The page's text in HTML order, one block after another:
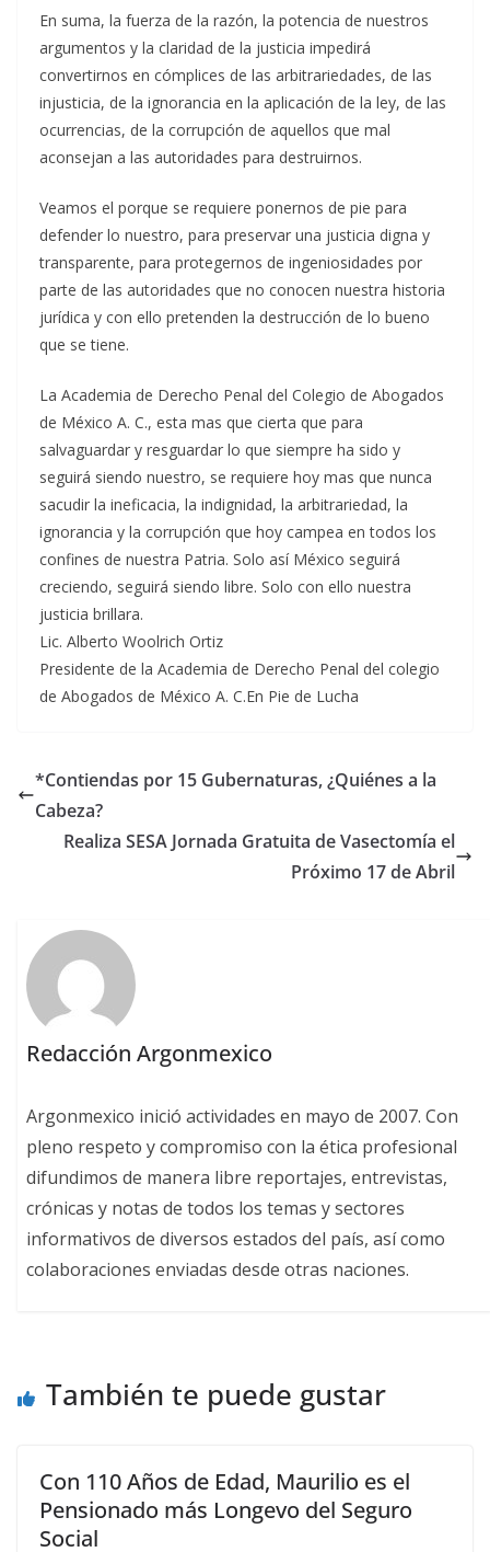
En suma, la fuerza de la razón, la potencia de nuestros
argumentos y la claridad de la justicia impedirá
convertirnos en cómplices de las arbitrariedades, de las
injusticia, de la ignorancia en la aplicación de la ley, de las
ocurrencias, de la corrupción de aquellos que mal
aconsejan a las autoridades para destruirnos.
Veamos el porque se requiere ponernos de pie para
defender lo nuestro, para preservar una justicia digna y
transparente, para protegernos de ingeniosidades por
parte de las autoridades que no conocen nuestra historia
jurídica y con ello pretenden la destrucción de lo bueno
que se tiene.
La Academia de Derecho Penal del Colegio de Abogados
de México A. C., esta mas que cierta que para
salvaguardar y resguardar lo que siempre ha sido y
seguirá siendo nuestro, se requiere hoy mas que nunca
sacudir la ineficacia, la indignidad, la arbitrariedad, la
ignorancia y la corrupción que hoy campea en todos los
confines de nuestra Patria. Solo así México seguirá
creciendo, seguirá siendo libre. Solo con ello nuestra
justicia brillara.
Lic. Alberto Woolrich Ortiz
Presidente de la Academia de Derecho Penal del colegio
de Abogados de México A. C.En Pie de Lucha
*Contiendas por 15 Gubernaturas, ¿Quiénes a la
Cabeza?
Realiza SESA Jornada Gratuita de Vasectomía el
Próximo 17 de Abril
Redacción Argonmexico
Argonmexico inició actividades en mayo de 2007. Con
pleno respeto y compromiso con la ética profesional
difundimos de manera libre reportajes, entrevistas,
crónicas y notas de todos los temas y sectores
informativos de diversos estados del país, así como
colaboraciones enviadas desde otras naciones.
También te puede gustar
Con 110 Años de Edad, Maurilio es el
Pensionado más Longevo del Seguro
Social